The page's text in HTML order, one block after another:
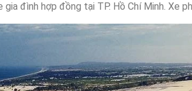
đình hợp đồng tại TP. Hồ Chí Minh. Xe